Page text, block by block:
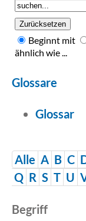
Beginnt mit
ähnlich wie ...
Glossare
Glossar
Alle A B C
Q R S T U
Begriff